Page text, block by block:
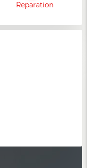
Reparation